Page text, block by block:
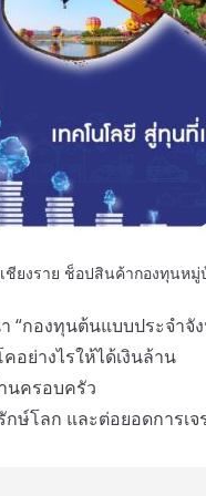
ยงราย ช็อปสินค้ากองทุนหมู่
“กองทุนต้นแบบประจำจัง
คอย่างไรให้ได้เงินล้าน
นครอบครัว
ษ์โลก และต่อยอดการเ